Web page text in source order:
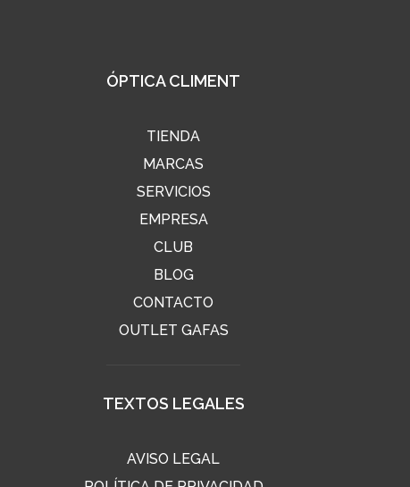
ÓPTICA CLIMENT
TIENDA
MARCAS
SERVICIOS
EMPRESA
CLUB
BLOG
CONTACTO
OUTLET GAFAS
TEXTOS LEGALES
AVISO LEGAL